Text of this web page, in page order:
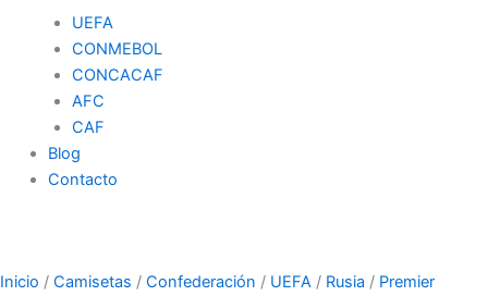
UEFA
CONMEBOL
CONCACAF
AFC
CAF
Blog
Contacto
Inicio / Camisetas / Confederación / UEFA / Rusia / Premier